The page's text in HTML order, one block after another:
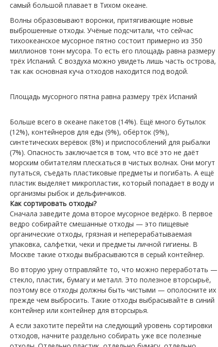
самый большой плавает в Тихом океане.
Волны образовывают воронки, притягивающие новые
выброшенные отходы. Учёные подсчитали, что сейчас
тихоокеанское мусорное пятно состоит примерно из 350
миллионов тонн мусора. То есть его площадь равна размеру
трёх Испаний. С воздуха можно увидеть лишь часть острова,
так как основная куча отходов находится под водой.
Площадь мусорного пятна равна размеру трёх Испаний
Больше всего в океане пакетов (14%). Ещё много бутылок
(12%), контейнеров для еды (9%), обёрток (9%),
синтетических верёвок (8%) и приспособлений для рыбалки
(7%). Опасность заключается в том, что всё это не даёт
морским обитателям плескаться в чистых волнах. Они могут
путаться, съедать пластиковые предметы и погибать. А ещё
пластик выделяет микропластик, который попадает в воду и
организмы рыбок и дельфинчиков.
Как сортировать отходы?
Сначала заведите дома второе мусорное ведёрко. В первое
ведро собирайте смешанные отходы — это пищевые
органические отходы, грязная и неперерабатываемая
упаковка, салфетки, чеки и предметы личной гигиены. В
Москве такие отходы выбрасываются в серый контейнер.
Во вторую урну отправляйте то, что можно переработать —
стекло, пластик, бумагу и металл. Это полезное вторсырьё,
поэтому все отходы должны быть чистыми — ополосните их
прежде чем выбросить. Такие отходы выбрасывайте в синий
контейнер или контейнер для вторсырья.
А если захотите перейти на следующий уровень сортировки
отходов, начните раздельно собирать уже все полезные